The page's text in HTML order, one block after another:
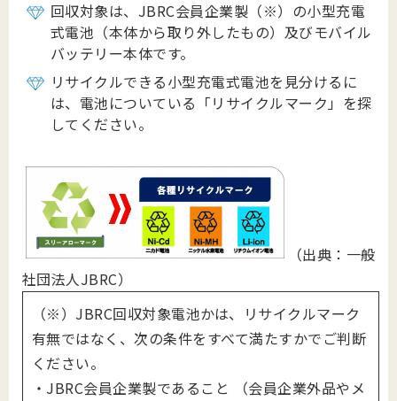
回収対象は、JBRC会員企業製（※）の小型充電
式電池（本体から取り外したもの）及びモバイル
バッテリー本体です。
リサイクルできる小型充電式電池を見分けるに
は、電池についている「リサイクルマーク」を探
してください。
（出典：一般
社団法人JBRC）
（※）JBRC回収対象電池かは、リサイクルマーク
有無ではなく、次の条件をすべて満たすかでご判断
ください。
・JBRC会員企業製であること （会員企業外品やメ